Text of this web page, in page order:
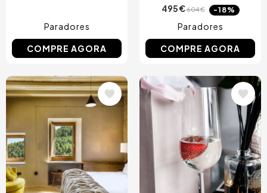
Paradores
COMPRE AGORA
495 €604 € -18%
Paradores
COMPRE AGORA
Imagem Imagem